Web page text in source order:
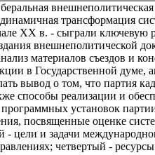
трансформация
XX в. - сыграли ключевую
внешнеполитической
материалов съездов и
в Государственной думе,
вывод о том, что партия
способы реализации и
установок
посвященные оценке
- цели и задачи
четвертый -